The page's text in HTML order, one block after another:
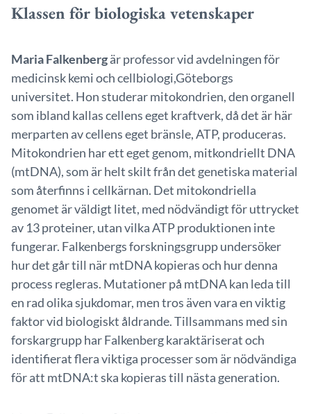
Klassen för biologiska vetenskaper
Maria Falkenbergär professor vid avdelningen för
medicinsk kemi och cellbiologi,Göteborgs
universitet. Hon studerar mitokondrien, den organell
som ibland kallas cellens eget kraftverk, då det är här
merparten av cellens eget bränsle, ATP, produceras.
Mitokondrien har ett eget genom, mitkondriellt DNA
(mtDNA), som är helt skilt från det genetiska material
som återfinns i cellkärnan. Det mitokondriella
genomet är väldigt litet, med nödvändigt för uttrycket
av 13 proteiner, utan vilka ATP produktionen inte
fungerar. Falkenbergs forskningsgrupp undersöker
hur det går till när mtDNA kopieras och hur denna
process regleras. Mutationer på mtDNA kan leda till
en rad olika sjukdomar, men tros även vara en viktig
faktor vid biologiskt åldrande. Tillsammans med sin
forskargrupp har Falkenberg karaktäriserat och
identifierat flera viktiga processer som är nödvändiga
för att mtDNA:t ska kopieras till nästa generation.